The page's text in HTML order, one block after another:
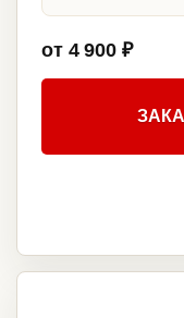
от 4 900 ₽